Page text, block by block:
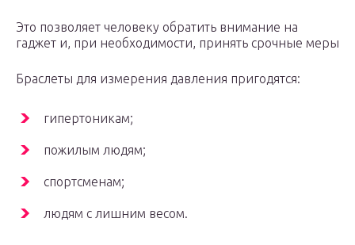
Это позволяет человеку обратить внимание на
гаджет и, при необходимости, принять срочные меры
Браслеты для измерения давления пригодятся:
гипертоникам;
пожилым людям;
спортсменам;
людям с лишним весом.